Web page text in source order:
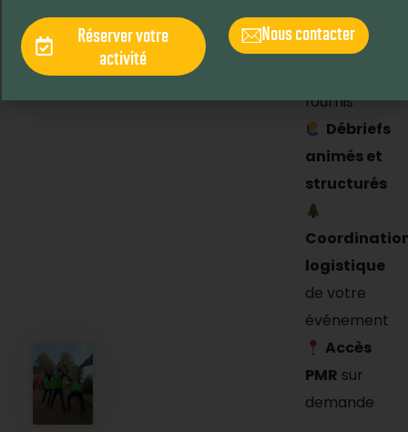
et
fournis
Débriefs
animés et
structurés
logistique
de votre
événement
Accès
PMR sur
demande
Réserver votre
activité
Nous contacter